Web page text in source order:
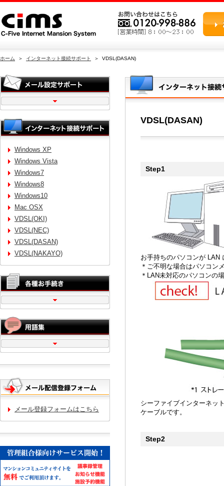
ホーム ＞ インターネット接続サポート ＞ VDSL(DASAN)
Windows XP
Windows Vista
Windows7
Windows8
Windows10
Mac OSX
VDSL(OKI)
VDSL(NEC)
VDSL(DASAN)
VDSL(NAKAYO)
メール登録フォームはこちら
VDSL(DASAN)
Step1
お手持ちのパソコンが LAN
＊ご不明な場合はパソコン
＊LAN未対応のパソコンの
シーファイブインターネッ
ケーブルです。
Step2